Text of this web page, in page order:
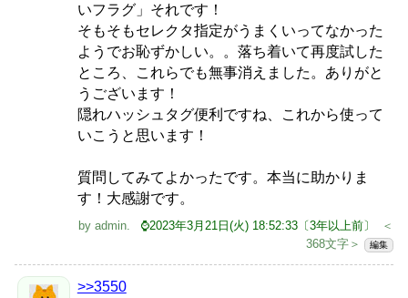
いフラグ」それです！
そもそもセレクタ指定がうまくいってなかった
ようでお恥ずかしい。。落ち着いて再度試した
ところ、これらでも無事消えました。ありがと
うございます！
隠れハッシュタグ便利ですね、これから使って
いこうと思います！
質問してみてよかったです。本当に助かりま
す！大感謝です。
by admin. ⌚2023年3月21日(火) 18:52:33〔3年以上前〕
＜
368文字＞
編集
>>3550